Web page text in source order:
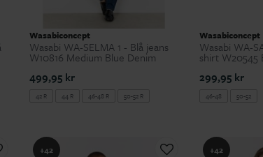
Wasabiconcept
Wasabi WA-SELMA 1 - Blå jeans
W10816 Medium Blue Denim
499,95 kr
42 R 44 R 46-48 R
50-52 R
Wasabiconcept
Wasabi WA-
shirt W20545
299,95 kr
46-48 50-52
+42 +42